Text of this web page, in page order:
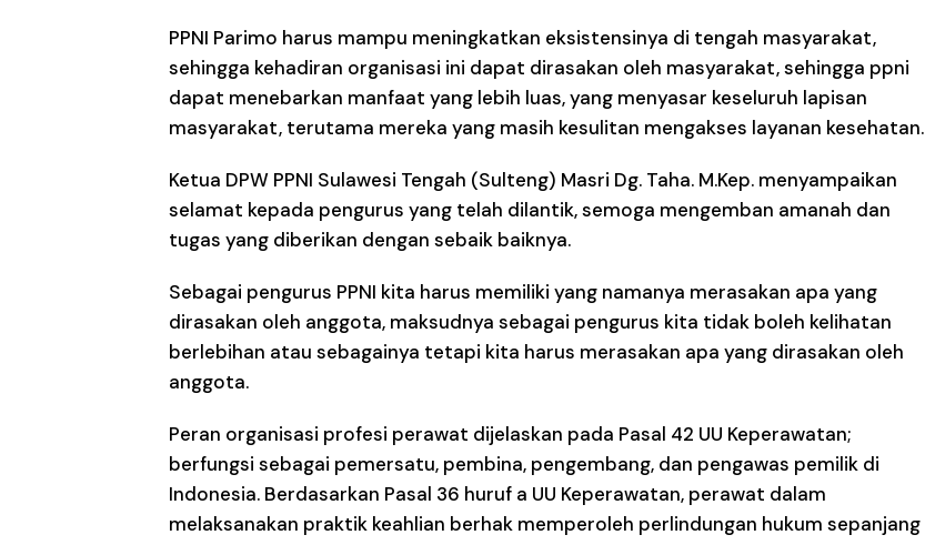
PPNI Parimo harus mampu meningkatkan eksistensinya di tengah masyarakat,
sehingga kehadiran organisasi ini dapat dirasakan oleh masyarakat, sehingga ppni
dapat menebarkan manfaat yang lebih luas, yang menyasar keseluruh lapisan
masyarakat, terutama mereka yang masih kesulitan mengakses layanan kesehatan.
Ketua DPW PPNI Sulawesi Tengah (Sulteng) Masri Dg. Taha. M.Kep. menyampaikan
selamat kepada pengurus yang telah dilantik, semoga mengemban amanah dan
tugas yang diberikan dengan sebaik baiknya.
Sebagai pengurus PPNI kita harus memiliki yang namanya merasakan apa yang
dirasakan oleh anggota, maksudnya sebagai pengurus kita tidak boleh kelihatan
berlebihan atau sebagainya tetapi kita harus merasakan apa yang dirasakan oleh
anggota.
Peran organisasi profesi perawat dijelaskan pada Pasal 42 UU Keperawatan;
berfungsi sebagai pemersatu, pembina, pengembang, dan pengawas pemilik di
Indonesia. Berdasarkan Pasal 36 huruf a UU Keperawatan, perawat dalam
melaksanakan praktik keahlian berhak memperoleh perlindungan hukum sepanjang